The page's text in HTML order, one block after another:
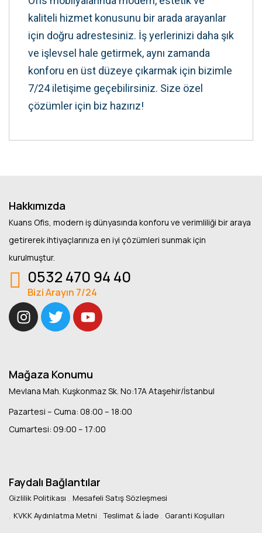
kaliteli hizmet konusunu bir arada arayanlar
için doğru adrestesiniz. İş yerlerinizi daha şık
ve işlevsel hale getirmek, aynı zamanda
konforu en üst düzeye çıkarmak için bizimle
7/24 iletişime geçebilirsiniz. Size özel
çözümler için biz hazırız!
Hakkımızda
Kuans Ofis, modern iş dünyasında konforu ve verimliliği bir araya
getirerek ihtiyaçlarınıza en iyi çözümleri sunmak için
kurulmuştur.
0532 470 94 40
Bizi Arayın 7/24
Mağaza Konumu
Mevlana Mah. Kuşkonmaz Sk. No:17A Ataşehir/İstanbul
Pazartesi – Cuma: 08:00 – 18:00
Cumartesi: 09:00 – 17:00
Faydalı Bağlantılar
Gizlilik Politikası
Mesafeli Satış Sözleşmesi
KVKK Aydınlatma Metni
Teslimat & İade Garanti Koşulları